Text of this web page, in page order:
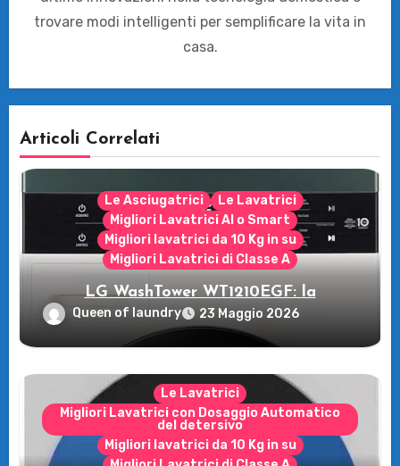
trovare modi intelligenti per semplificare la vita in
casa.
Articoli Correlati
Le Asciugatrici
Le Lavatrici
Migliori Lavatrici AI o Smart
Migliori lavatrici da 10 Kg in su
Migliori Lavatrici di Classe A
LG WashTower WT1210EGF: la
rivoluzione intelligente per il tuo bucato!
Queen of laundry 23 Maggio 2026
Le Lavatrici
Migliori Lavatrici con Dosaggio Automatico
del detersivo
Migliori lavatrici da 10 Kg in su